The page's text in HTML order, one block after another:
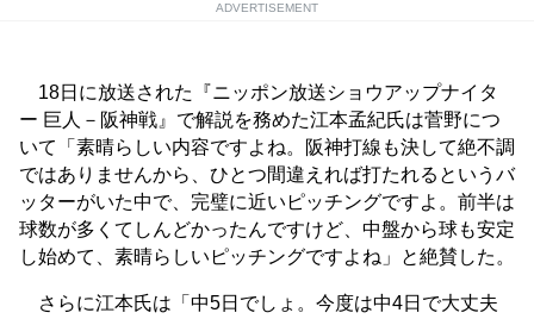
ADVERTISEMENT
18日に放送された『ニッポン放送ショウアップナイタ
ー 巨人－阪神戦』で解説を務めた江本孟紀氏は菅野につ
いて「素晴らしい内容ですよね。阪神打線も決して絶不調
ではありませんから、ひとつ間違えれば打たれるというバ
ッターがいた中で、完璧に近いピッチングですよ。前半は
球数が多くてしんどかったんですけど、中盤から球も安定
し始めて、素晴らしいピッチングですよね」と絶賛した。
さらに江本氏は「中5日でしょ。今度は中4日で大丈夫